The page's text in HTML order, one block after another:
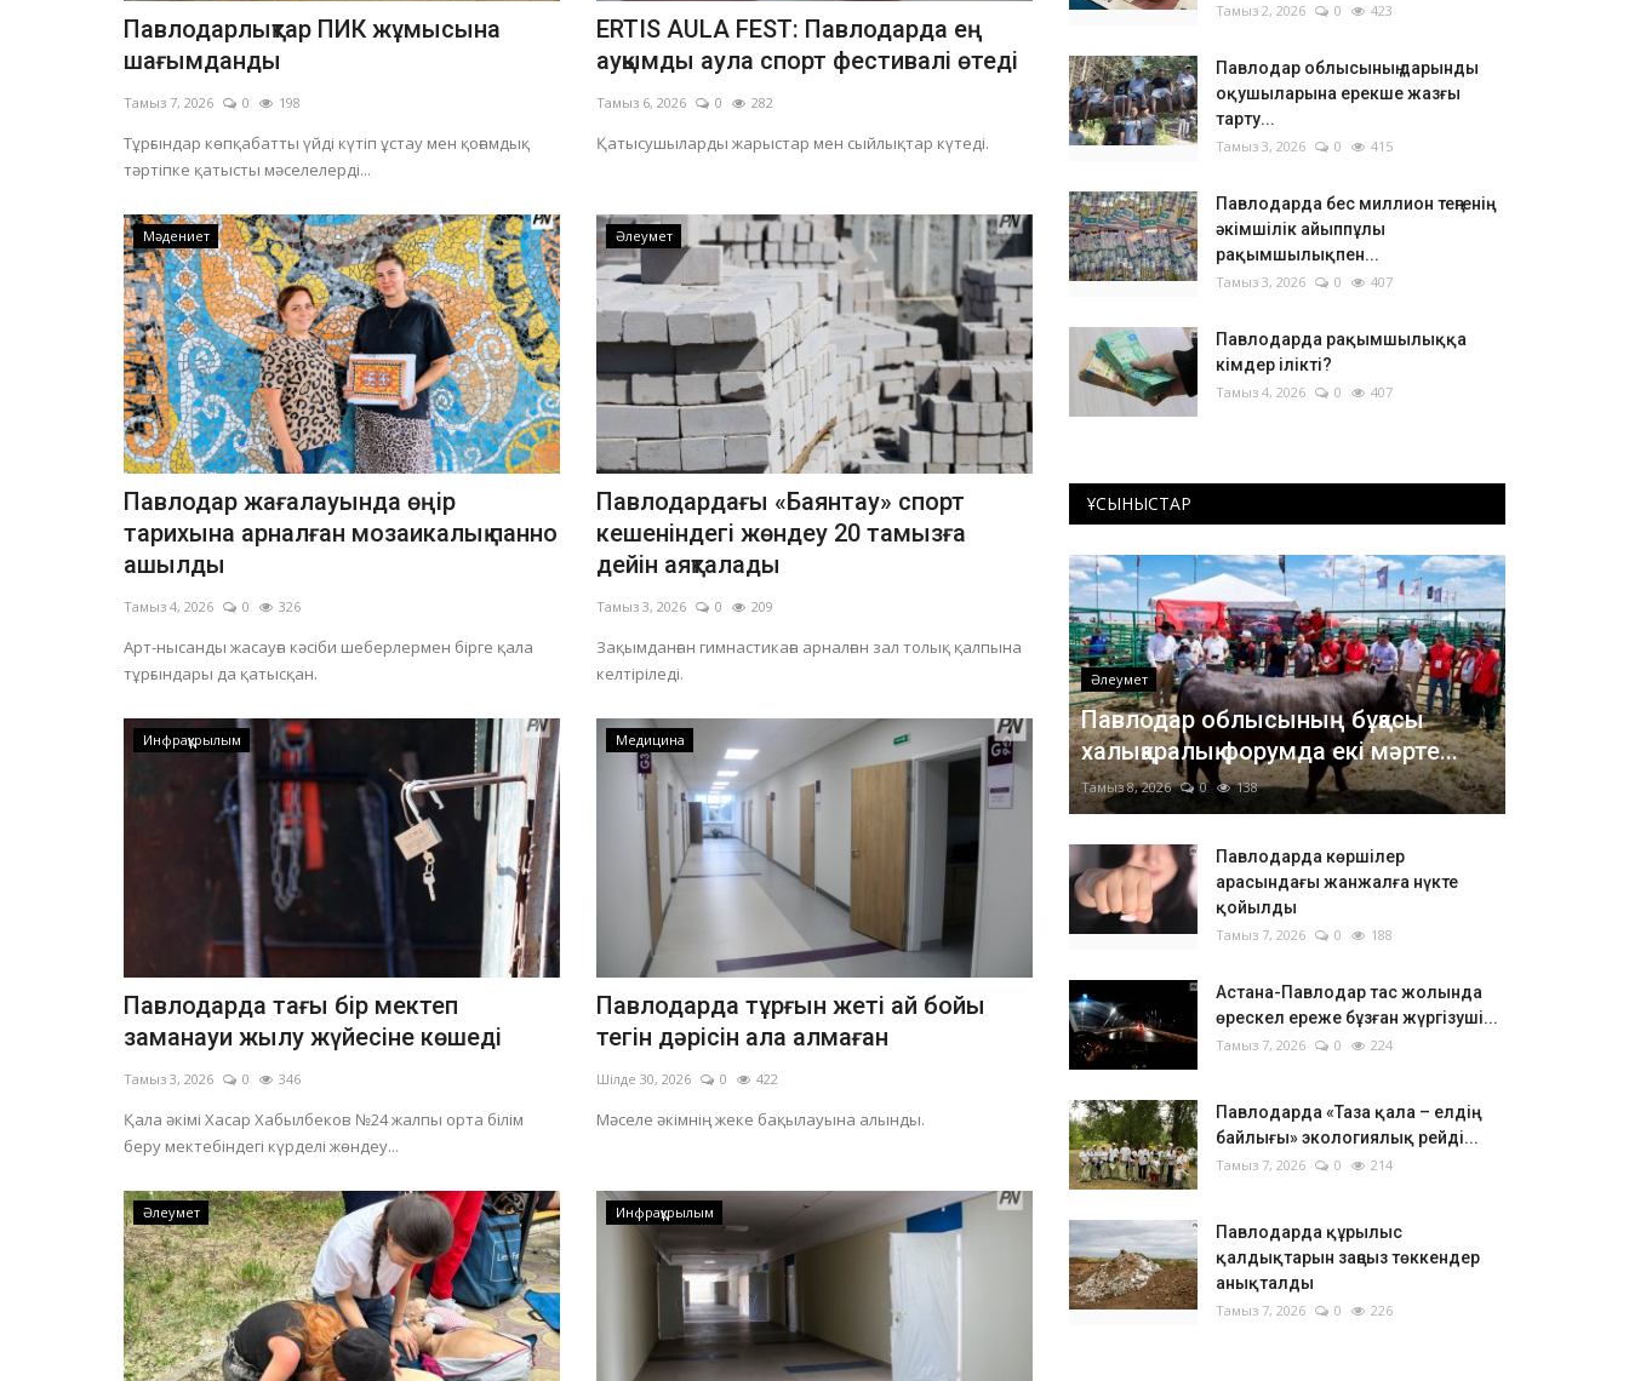
Павлодарлықтар ПИК жұмысына
шағымданды
Тамыз 7, 2026 0 198
Тұрғындар көпқабатты үйді күтіп ұстау мен қоғамдық
тәртіпке қатысты мәселелерді...
ERTIS AULA FEST: Павлодарда ең
ауқымды аула спорт фестивалі өтеді
Тамыз 6, 2026 0 282
Қатысушыларды жарыстар мен сыйлықтар күтеді.
Мәдениет
Павлодар жағалауында өңір
тарихына арналған мозаикалық панно
ашылды
Тамыз 4, 2026 0 326
Арт-нысанды жасауға кәсіби шеберлермен бірге қала
тұрғындары да қатысқан.
Әлеумет
Павлодардағы «Баянтау» спорт
кешеніндегі жөндеу 20 тамызға
дейін аяқталады
Тамыз 3, 2026 0 209
Зақымданған гимнастикаға арналған зал толық қалпына
келтіріледі.
Инфрақұрылым
Павлодарда тағы бір мектеп
заманауи жылу жүйесіне көшеді
Тамыз 3, 2026 0 346
Қала әкімі Хасар Хабылбеков №24 жалпы орта білім
беру мектебіндегі күрделі жөндеу...
Медицина
Павлодарда тұрғын жеті ай бойы
тегін дәрісін ала алмаған
Шілде 30, 2026 0 422
Мәселе әкімнің жеке бақылауына алынды.
Әлеумет Инфрақұрылым
Тамыз 2, 2026 0 423
Павлодар облысының дарынды
оқушыларына ерекше жазғы
тарту...
Тамыз 3, 2026 0 415
Павлодарда бес миллион теңгенің
әкімшілік айыппұлы
рақымшылықпен...
Тамыз 3, 2026 0 407
Павлодарда рақымшылыққа
кімдер ілікті?
Тамыз 4, 2026 0 407
ҰСЫНЫСТАР
Әлеумет
Павлодар облысының бұқасы
халықаралық форумда екі мәрте...
Тамыз 8, 2026 0 138
Павлодарда көршілер
арасындағы жанжалға нүкте
қойылды
Тамыз 7, 2026 0 188
Астана-Павлодар тас жолында
өрескел ереже бұзған жүргізуші...
Тамыз 7, 2026 0 224
Павлодарда «Таза қала – елдің
байлығы» экологиялық рейді...
Тамыз 7, 2026 0 214
Павлодарда құрылыс
қалдықтарын заңсыз төккендер
анықталды
Тамыз 7, 2026 0 226